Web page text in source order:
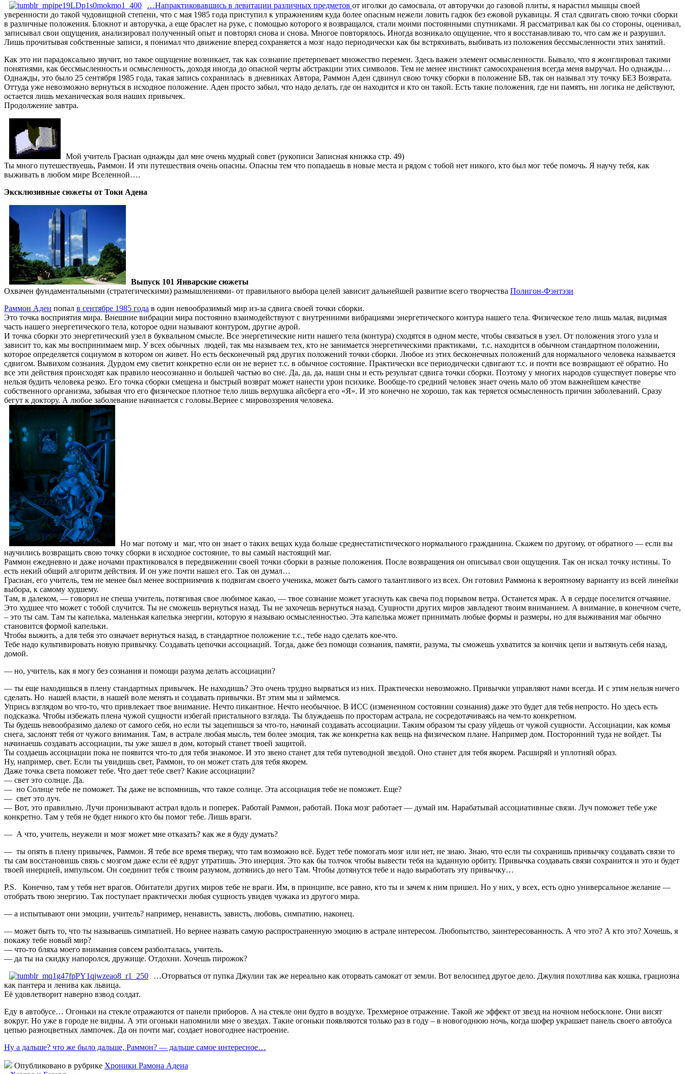
…Напрактиковавшись в левитации различных предметов от иголки до самосвала, от авторучки до газовой плиты, я нарастил мышцы своей
уверенности до такой чудовищной степени, что с мая 1985 года приступил к упражнениям куда более опасным нежели ловить гадюк без ежовой рукавицы. Я стал сдвигать свою точки сборки
в различные положения. Блокнот и авторучка, а еще браслет на руке, с помощью которого я возвращался, стали моими постоянными спутниками. Я рассматривал как бы со стороны, оценивал,
записывал свои ощущения, анализировал полученный опыт и повторял снова и снова. Многое повторялось. Иногда возникало ощущение, что я восстанавливаю то, что сам же и разрушил.
Лишь прочитывая собственные записи, я понимал что движение вперед сохраняется а мозг надо периодически как бы встряхивать, выбивать из положения бессмысленности этих занятий.
Как это ни парадоксально звучит, но такое ощущение возникает, так как сознание претерпевает множество перемен. Здесь важен элемент осмысленности. Бывало, что я жонглировал такими
понятиями, как бессмысленность и осмысленность, доходя иногда до опасной черты абстракции этих символов. Тем не менее инстинкт самосохранения всегда меня выручал. Но однажды…
Однажды, это было 25 сентября 1985 года, такая запись сохранилась в дневниках Автора, Раммон Аден сдвинул свою точку сборки в положение БВ, так он называл эту точку БЕЗ Возврата.
Оттуда уже невозможно вернуться в исходное положение. Аден просто забыл, что надо делать, где он находится и кто он такой. Есть такие положения, где ни память, ни логика не действуют,
остается лишь механическая воля наших привычек.
Продолжение завтра.
Мой учитель Грасиан однажды дал мне очень мудрый совет (рукописи Записная книжка стр. 49)
Ты много путешествуешь, Раммон. И эти путешествия очень опасны. Опасны тем что попадаешь в новые места и рядом с тобой нет никого, кто был мог тебе помочь. Я научу тебя, как
выживать в любом мире Вселенной….
Эксклюзивные сюжеты от Токи Адена
Выпуск 101 Январские сюжеты
Охвачен фундаментальными (стратегическими) размышлениями- от правильного выбора целей зависит дальнейшей развитие всего творчества Полигон-Фэнтэзи
Раммон Аден попал в сентябре 1985 года в один невообразимый мир из-за сдвига своей точки сборки.
Это точка восприятия мира. Внешние вибрации мира постоянно взаимодействуют с внутренними вибрациями энергетического контура нашего тела. Физическое тело лишь малая, видимая
часть нашего энергетического тела, которое одни называют контуром, другие аурой.
И точка сборки это энергетический узел в буквальном смысле. Все энергетические нити нашего тела (контура) сходятся в одном месте, чтобы связаться в узел. От положения этого узла и
зависит то, как мы воспринимаем мир. У всех обычных людей, так мы называем тех, кто не занимается энергетическими практиками, т.с. находится в обычном стандартном положении,
которое определяется социумом в котором он живет. Но есть бесконечный ряд других положений точки сборки. Любое из этих бесконечных положений для нормального человека называется
сдвигом. Вывихом сознания. Дурдом ему светит конкретно если он не вернет т.с. в обычное состояние. Практически все периодически сдвигают т.с. и почти все возвращают её обратно. Но
все эти действия происходят как правило неосознанно и большей частью во сне. Да, да, да, наши сны и есть результат сдвига точки сборки. Поэтому у многих народов существует поверье что
нельзя будить человека резко. Его точка сборки смещена и быстрый возврат может нанести урон психике. Вообще-то средний человек знает очень мало об этом важнейшем качестве
собственного организма, забывая что его физическое плотное тело лишь верхушка айсберга его «Я». И это конечно не хорошо, так как теряется осмысленность причин заболеваний. Сразу
бегут к доктору. А любое заболевание начинается с головы.Вернее с мировоззрения человека.
Но маг потому и маг, что он знает о таких вещах куда больше среднестатистического нормального гражданина. Скажем по другому, от обратного — если вы
научились возвращать свою точку сборки в исходное состояние, то вы самый настоящий маг.
Раммон ежедневно и даже ночами практиковался в передвижении своей точки сборки в разные положения. После возвращения он описывал свои ощущения. Так он искал точку истины. То
есть некий общий алгоритм действия. И он уже почти нашел его. Так он думал…
Грасиан, его учитель, тем не менее был менее восприимчив к подвигам своего ученика, может быть самого талантливого из всех. Он готовил Раммона к вероятному варианту из всей линейки
выбора, к самому худшему.
Там, в далеком, — говорил не спеша учитель, потягивая свое любимое какао, — твое сознание может угаснуть как свеча под порывом ветра. Останется мрак. А в сердце поселится отчаяние.
Это худшее что может с тобой случится. Ты не сможешь вернуться назад. Ты не захочешь вернуться назад. Сущности других миров завладеют твоим вниманием. А внимание, в конечном счете,
– это ты сам. Там ты капелька, маленькая капелька энергии, которую я называю осмысленностью. Эта капелька может принимать любые формы и размеры, но для выживания маг обычно
становится формой капельки.
Чтобы выжить, а для тебя это означает вернуться назад, в стандартное положение т.с., тебе надо сделать кое-что.
Тебе надо культивировать новую привычку. Создавать цепочки ассоциаций. Тогда, даже без помощи сознания, памяти, разума, ты сможешь ухватится за кончик цепи и вытянуть себя назад,
домой.
— но, учитель, как я могу без сознания и помощи разума делать ассоциации?
— ты еще находишься в плену стандартных привычек. Не находишь? Это очень трудно вырваться из них. Практически невозможно. Привычки управляют нами всегда. И с этим нельзя ничего
сделать. Но нашей власти, в нашей воле менять и создавать привычки. Вт этим мы и займемся.
Упрись взглядом во что-то, что привлекает твое внимание. Нечто пикантное. Нечто необычное. В ИСС (измененном состоянии сознания) даже это будет для тебя непросто. Но здесь есть
подсказка. Чтобы избежать плена чужой сущности избегай пристального взгляда. Ты блуждаешь по просторам астрала, не сосредотачиваясь на чем-то конкретном.
Ты будешь невообразимо далеко от самого себя, но если ты зацепишься за что-то, начинай создавать ассоциации. Таким образом ты сразу уйдешь от чужой сущности. Ассоциации, как комья
снега, заслонят тебя от чужого внимания. Там, в астрале любая мысль, тем более эмоция, так же конкретна как вещь на физическом плане. Например дом. Посторонний туда не войдет. Ты
начинаешь создавать ассоциации, ты уже зашел в дом, который станет твоей защитой.
Ты создаешь ассоциации пока не появится что-то для тебя знакомое. И это звено станет для тебя путеводной звездой. Оно станет для тебя якорем. Расширяй и уплотняй образ.
Ну, например, свет. Если ты увидишь свет, Раммон, то он может стать для тебя якорем.
Даже точка света поможет тебе. Что дает тебе свет? Какие ассоциации?
— свет это солнце. Да.
— но Солнце тебе не поможет. Ты даже не вспомнишь, что такое солнце. Эта ассоциация тебе не поможет. Еще?
— свет это луч.
— Вот, это правильно. Лучи пронизывают астрал вдоль и поперек. Работай Раммон, работай. Пока мозг работает — думай им. Нарабатывай ассоциативные связи. Луч поможет тебе уже
конкретно. Там у тебя не будет никого кто бы помог тебе. Лишь враги.
— А что, учитель, неужели и мозг может мне отказать? как же я буду думать?
— ты опять в плену привычек, Раммон. Я тебе все время твержу, что там возможно всё. Будет тебе помогать мозг или нет, не знаю. Знаю, что если ты сохранишь привычку создавать связи то
ты сам восстановишь связь с мозгом даже если её вдруг утратишь. Это инерция. Это как бы толчок чтобы вывести тебя на заданную орбиту. Привычка создавать связи сохранится и это и будет
твоей инерцией, импульсом. Он соединит тебя с твоим разумом, дотянись до него Там. Чтобы дотянутся тебе и надо выработать эту привычку…
P.S. Конечно, там у тебя нет врагов. Обитатели других миров тебе не враги. Им, в принципе, все равно, кто ты и зачем к ним пришел. Но у них, у всех, есть одно универсальное желание —
отобрать твою энергию. Так поступает практически любая сущность увидев чужака из другого мира.
— а испытывают они эмоции, учитель? например, ненависть, зависть, любовь, симпатию, наконец.
— может быть то, что ты называешь симпатией. Но вернее назвать самую распространенную эмоцию в астрале интересом. Любопытство, заинтересованность. А что это? А кто это? Хочешь, я
покажу тебе новый мир?
— что-то бляха моего внимания совсем разболталась, учитель.
— да ты на скидку напоролся, дружище. Отдохни. Хочешь пирожок?
…Оторваться от пупка Джулии так же нереально как оторвать самокат от земли. Вот велосипед другое дело. Джулия похотлива как кошка, грациозна
как пантера и ленива как львица.
Её удовлетворит наверно взвод солдат.
Еду в автобусе… Огоньки на стекле отражаются от панели приборов. А на стекле они будто в воздухе. Трехмерное отражение. Такой же эффект от звезд на ночном небосклоне. Они висят
вокруг. Но уже в городе не видны. А эти огоньки напомнили мне о звездах. Такие огоньки появляются только раз в году – в новогоднюю ночь, когда шофер украшает панель своего автобуса
цепью разноцветных лампочек. Да он почти маг, создает новогоднее настроение.
Ну а дальше? что же было дальше, Раммон? — дальше самое интересное…
Опубликовано в рубрике Хроники Рамона Адена